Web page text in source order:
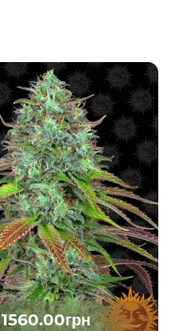
1560.00грн